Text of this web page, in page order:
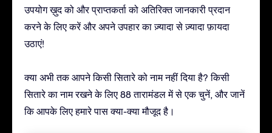
उपयोग ख़ुद को और प्राप्तकर्ता को अतिरिक्त जानकारी प्रदान
करने के लिए करें और अपने उपहार का ज़्यादा से ज़्यादा फ़ायदा
उठाएं!
क्या अभी तक आपने किसी सितारे को नाम नहीं दिया है? किसी
सितारे का नाम रखने के लिए 88 तारामंडल में से एक चुनें, और जानें
कि आपके लिए हमारे पास क्या-क्या मौजूद है।